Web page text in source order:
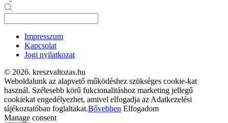
Impresszum
Kapcsolat
Jogi nyilatkozat
© 2026. kreszvaltozas.hu
Weboldalunk az alapvető működéshez szükséges cookie-kat
használ. Szélesebb körű fukcionalitáshoz marketing jellegű
cookiekat engedélyezhet, amivel elfogadja az Adatkezelési
tájékoztatóban foglaltakat.Bővebben Elfogadom
Manage consent